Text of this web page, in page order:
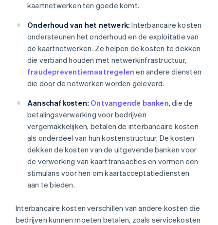
kaartnetwerken ten goede komt.
Onderhoud van het netwerk: Interbancaire kosten
ondersteunen het onderhoud en de exploitatie van
de kaartnetwerken. Ze helpen de kosten te dekken
die verband houden met netwerkinfrastructuur,
fraudepreventiemaatregelen en andere diensten
die door de netwerken worden geleverd.
Aanschafkosten: Ontvangende banken, die de
betalingsverwerking voor bedrijven
vergemakkelijken, betalen de interbancaire kosten
als onderdeel van hun kostenstructuur. De kosten
dekken de kosten van de uitgevende banken voor
de verwerking van kaarttransacties en vormen een
stimulans voor hen om kaartacceptatiediensten
aan te bieden.
Interbancaire kosten verschillen van andere kosten die
bedrijven kunnen moeten betalen, zoals servicekosten